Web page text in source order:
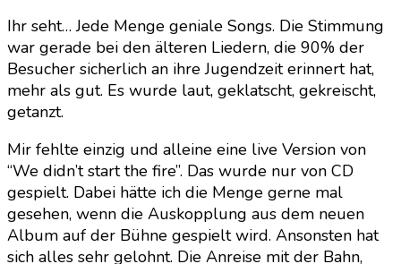
Ihr seht… Jede Menge geniale Songs. Die Stimmung
war gerade bei den älteren Liedern, die 90% der
Besucher sicherlich an ihre Jugendzeit erinnert hat,
mehr als gut. Es wurde laut, geklatscht, gekreischt,
getanzt.
Mir fehlte einzig und alleine eine live Version von
“We didn’t start the fire”. Das wurde nur von CD
gespielt. Dabei hätte ich die Menge gerne mal
gesehen, wenn die Auskopplung aus dem neuen
Album auf der Bühne gespielt wird. Ansonsten hat
sich alles sehr gelohnt. Die Anreise mit der Bahn,